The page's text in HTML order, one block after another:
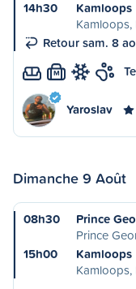
14h30
Kamloops
Kamloops,
Retour sam. 8
M
Yaroslav
Dimanche 9 Août
08h30
Prince
Prince
15h00
Kamloops
Kamloops,